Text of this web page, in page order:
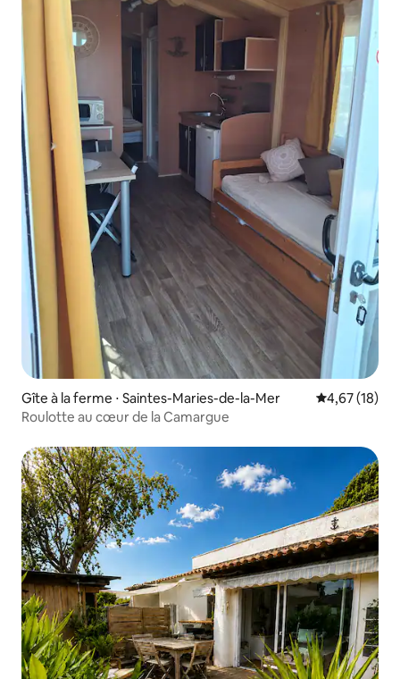
Gîte à la ferme ⋅ Saintes-Maries-de-la-Mer Évaluation
4,67 (18)
Roulotte au cœur de la Camargue